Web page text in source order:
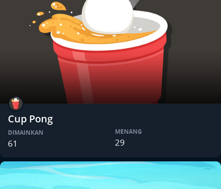
Cup Pong
DIMAINKAN
61
MENANG
29